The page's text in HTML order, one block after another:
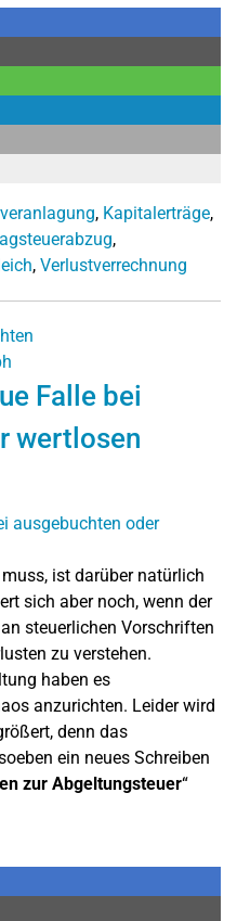
, Kapitalerträge,
,
, Verlustverrechnung
Falle bei
wertlosen
ist darüber natürlich
sich aber noch, wenn der
steuerlichen Vorschriften
zu verstehen.
haben es
anzurichten. Leider wird
denn das
ein neues Schreiben
zur Abgeltungsteuer“